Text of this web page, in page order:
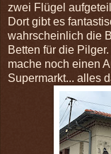
zwei Flügel
Dort gibt es
wahrscheinlich die
Betten für die
mache noch einen
Supermarkt... alles